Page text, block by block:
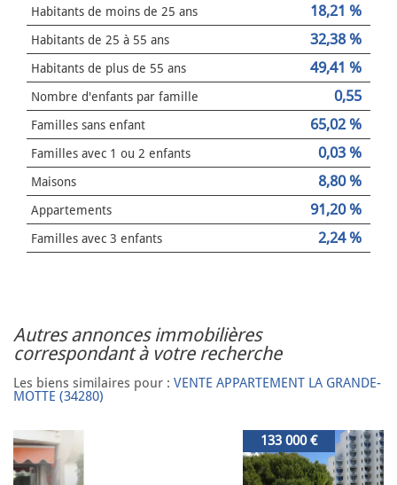
Habitants de moins de 25 ans 18,21 %
Habitants de 25 à 55 ans 32,38 %
Habitants de plus de 55 ans 49,41 %
Nombre d'enfants par famille 0,55
Familles sans enfant 65,02 %
Familles avec 1 ou 2 enfants 0,03 %
Maisons 8,80 %
Appartements 91,20 %
Familles avec 3 enfants 2,24 %
autres annonces immobilières
correspondant à votre recherche
Les biens similaires pour : VENTE APPARTEMENT LA GRANDE-
MOTTE (34280)